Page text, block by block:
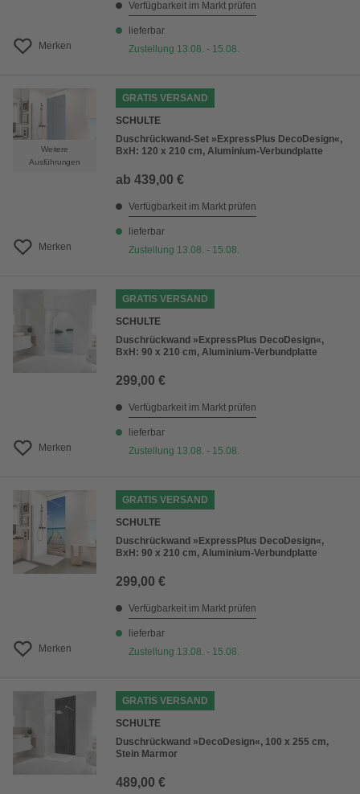
Merken
Verfügbarkeit im Markt prüfen
lieferbar
Zustellung 13.08. - 15.08.
Weitere
Ausführungen
Merken
GRATIS VERSAND
SCHULTE
Duschrückwand-Set »ExpressPlus DecoDesign«,
BxH: 120 x 210 cm, Aluminium-Verbundplatte
ab 439,00 €
Verfügbarkeit im Markt prüfen
lieferbar
Zustellung 13.08. - 15.08.
Merken
GRATIS VERSAND
SCHULTE
Duschrückwand »ExpressPlus DecoDesign«,
BxH: 90 x 210 cm, Aluminium-Verbundplatte
299,00 €
Verfügbarkeit im Markt prüfen
lieferbar
Zustellung 13.08. - 15.08.
Merken
GRATIS VERSAND
SCHULTE
Duschrückwand »ExpressPlus DecoDesign«,
BxH: 90 x 210 cm, Aluminium-Verbundplatte
299,00 €
Verfügbarkeit im Markt prüfen
lieferbar
Zustellung 13.08. - 15.08.
GRATIS VERSAND
SCHULTE
Duschrückwand »DecoDesign«, 100 x 255 cm,
Stein Marmor
489,00 €